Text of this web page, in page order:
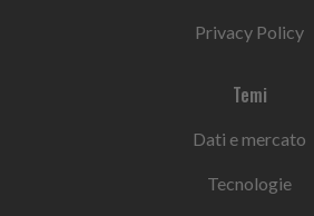
Privacy Policy
Temi
Dati e mercato
Tecnologie